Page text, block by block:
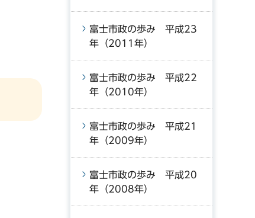
富士市政の歩み 平成23
年（2011年）
富士市政の歩み 平成22
年（2010年）
富士市政の歩み 平成21
年（2009年）
富士市政の歩み 平成20
年（2008年）